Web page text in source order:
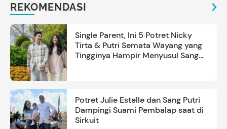
REKOMENDASI
Single Parent, Ini 5 Potret Nicky
Tirta & Putri Semata Wayang yang
Tingginya Hampir Menyusul Sang
Potret Julie Estelle dan Sang Putri
Dampingi Suami Pembalap saat di
Sirkuit